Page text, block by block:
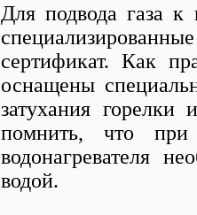
Для подвода газа к
сертификат. Как
оснащены
затухания
помнить, что при
водонагревателя
водой.